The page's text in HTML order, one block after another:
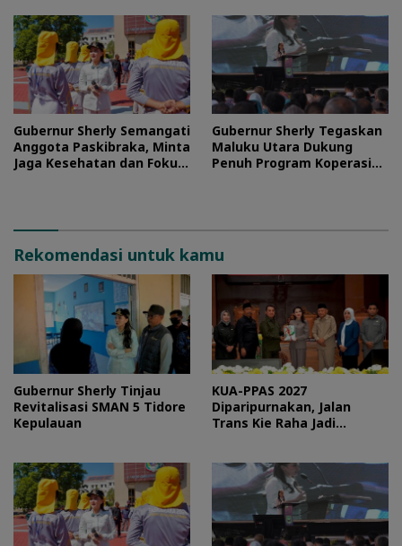
Gubernur Sherly Semangati
Anggota Paskibraka, Minta
Jaga Kesehatan dan Fokus
Gubernur Sherly Tegaskan
Maluku Utara Dukung
Penuh Program Koperasi
Rekomendasi untuk kamu
Gubernur Sherly Tinjau
Revitalisasi SMAN 5 Tidore
Kepulauan
KUA-PPAS 2027
Diparipurnakan, Jalan
Trans Kie Raha Jadi